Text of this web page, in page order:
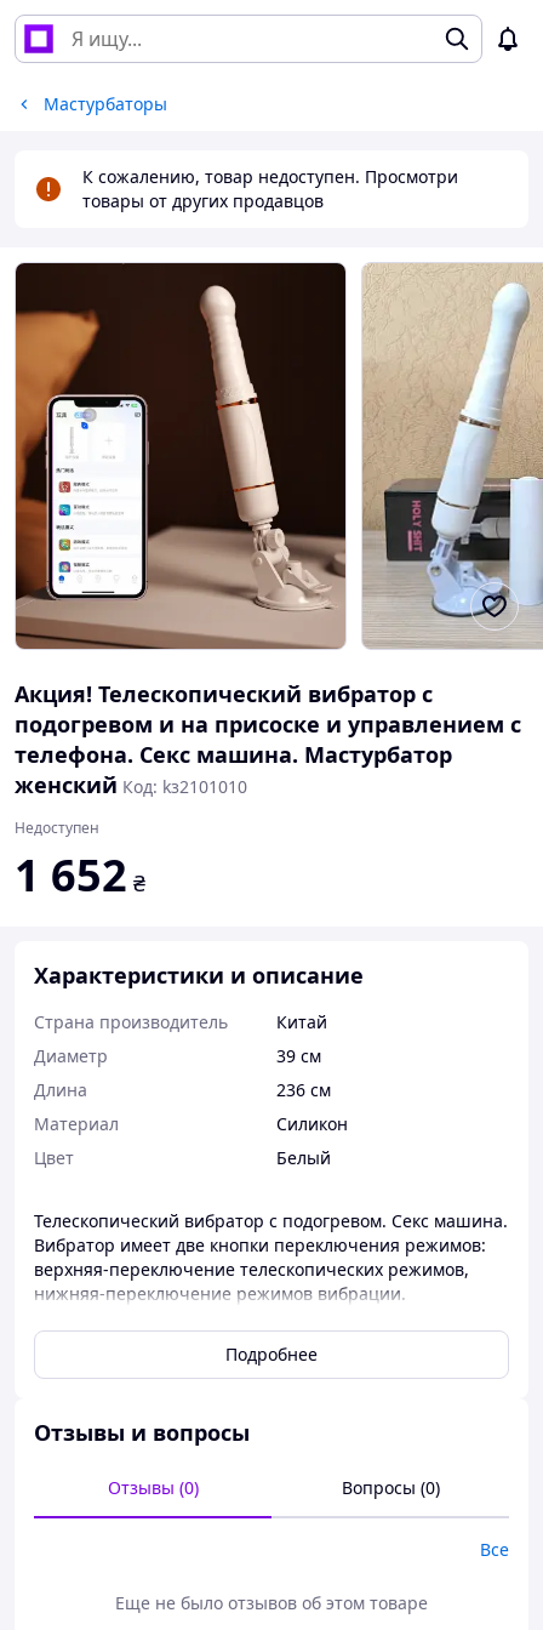
Мастурбаторы
К сожалению, товар недоступен. Просмотри
товары от других продавцов
Акция! Телескопический вибратор с
подогревом и на присоске и управлением с
телефона. Секс машина. Мастурбатор
женский Код: kз2101010
Недоступен
1 652 ₴
Характеристики и описание
Страна производитель
Китай
Диаметр
39 см
Длина
236 см
Материал
Силикон
Цвет
Белый
Телескопический вибратор с подогревом. Секс машина.
Вибратор имеет две кнопки переключения режимов:
верхняя-переключение телескопических режимов,
нижняя-переключение режимов вибрации.
кнопки на ручке вибратора, или через установленное
приложение на телефоне. Приложение установить
пользоваться без присоски как обычным вибратором.
зарядкой. Очень удобно. При подключении зарядки
вибратор начнет медленно мигать. Для хранения
режимы и подарит непревзойденные ощущения.
Подробнее
Отзывы и вопросы
Отзывы (0) Вопросы (0)
Все
Еще не было отзывов об этом товаре